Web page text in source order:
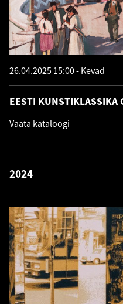
EESTI KUNSTIKLASSIKA
26.04.2025 15:00 Kevad
Vaata kataloogi
2024